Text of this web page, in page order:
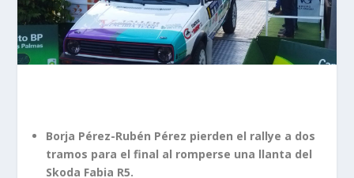
Borja Pérez-Rubén Pérez pierden el rallye a dos
tramos para el final al romperse una llanta del
Skoda Fabia R5.